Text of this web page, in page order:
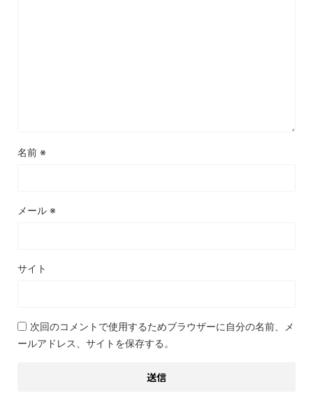
名前 ※
メール ※
サイト
次回のコメントで使用するためブラウザーに自分の名前、メ
ールアドレス、サイトを保存する。